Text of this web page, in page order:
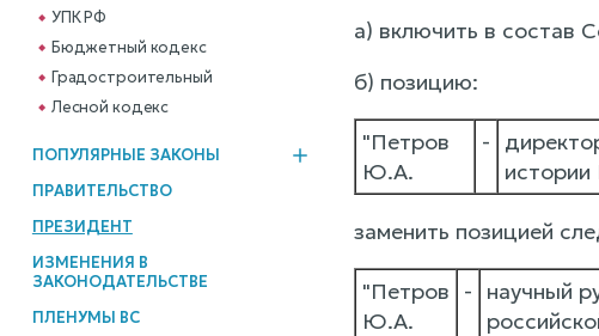
УПК РФ
Бюджетный кодекс
Градостроительный
Лесной кодекс
ПОПУЛЯРНЫЕ ЗАКОНЫ
ПРАВИТЕЛЬСТВО
ПРЕЗИДЕНТ
ИЗМЕНЕНИЯ В
ЗАКОНОДАТЕЛЬСТВЕ
ПЛЕНУМЫ ВС
а) включить в состав
б) позицию:
"Петров
Ю.А.
-
истории
заменить позицией
"Петров
Ю.А.
-
научный